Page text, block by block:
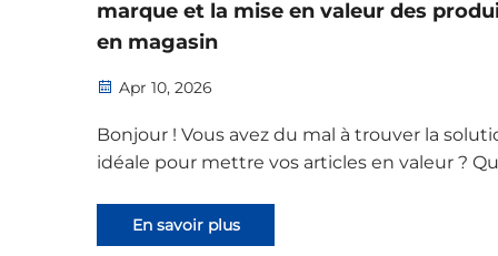
marque et la mise en valeur des
en magasin
Apr 10, 2026
Bonjour ! Vous avez du mal à trouver la
idéale pour mettre vos articles en valeur ?
même chez vous, nous avons la solution qu’il
faut : nos présentoirs en bois. 1. Matériau
En savoir plus